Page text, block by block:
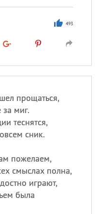
493
прощаться,
за миг.
теснятся,
сник.
пожелаем,
смыслах полна,
играют,
была